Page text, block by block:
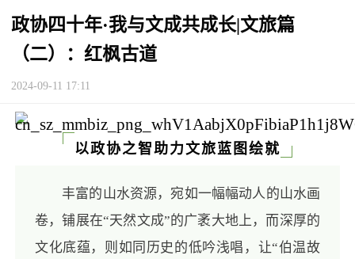
政协四十年·我与文成共成长|文旅篇
（二）：红枫古道
2024-09-11 17:11
以政协之智助力文旅蓝图绘就
丰富的山水资源，宛如一幅幅动人的山水画
卷，铺展在“天然文成”的广袤大地上，而深厚的
文化底蕴，则如同历史的低吟浅唱，让“伯温故